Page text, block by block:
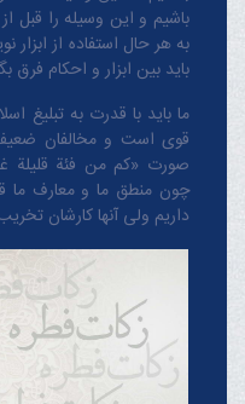
باشیم و این وسیله را قبل از
به هر حال استفاده از
باید بین ابزار و احکام فرق
ما باید با قدرت به تبلیغ
قوی است و مخالفان ضعیف
صورت «کم من فئة قلیلة
چون منطق‌ ما و معارف
داریم ولی آنها کارشان